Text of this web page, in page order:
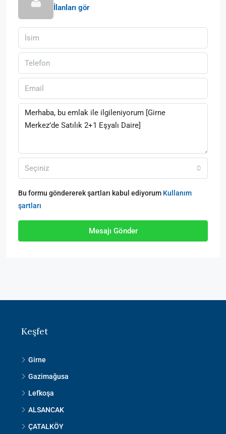
İlanları gör
Seçiniz
Bu formu göndererek şartları kabul ediyorum Kullanım
şartları
Mesajı Gönder
Keşfet
Girne
Gazimağusa
Lefkoşa
ALSANCAK
ÇATALKÖY